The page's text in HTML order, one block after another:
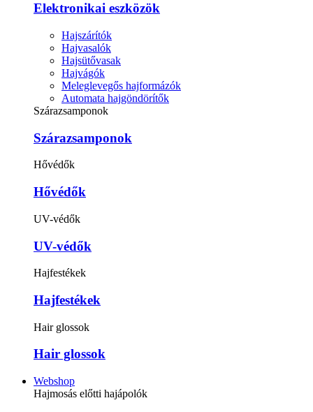
Elektronikai eszközök
Hajszárítók
Hajvasalók
Hajsütővasak
Hajvágók
Meleglevegős hajformázók
Automata hajgöndörítők
Szárazsamponok
Szárazsamponok
Hővédők
Hővédők
UV-védők
UV-védők
Hajfestékek
Hajfestékek
Hair glossok
Hair glossok
Webshop
Hajmosás előtti hajápolók